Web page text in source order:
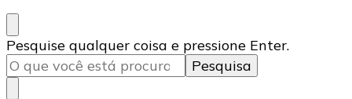
Procurando
algo?
Pesquise qualquer coisa e pressione Enter.